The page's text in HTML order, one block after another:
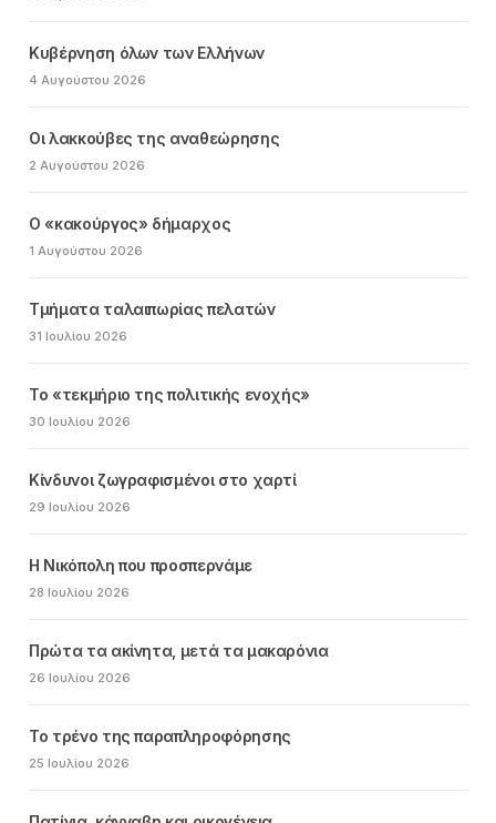
Κυβέρνηση όλων των Ελλήνων
4 Αυγούστου 2026
Οι λακκούβες της αναθεώρησης
2 Αυγούστου 2026
Ο «κακούργος» δήμαρχος
1 Αυγούστου 2026
Τμήματα ταλαιπωρίας πελατών
31 Ιουλίου 2026
Το «τεκμήριο της πολιτικής ενοχής»
30 Ιουλίου 2026
Κίνδυνοι ζωγραφισμένοι στο χαρτί
29 Ιουλίου 2026
Η Νικόπολη που προσπερνάμε
28 Ιουλίου 2026
Πρώτα τα ακίνητα, μετά τα μακαρόνια
26 Ιουλίου 2026
Το τρένο της παραπληροφόρησης
25 Ιουλίου 2026